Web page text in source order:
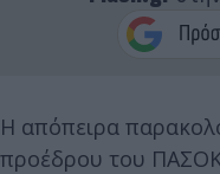
Η απόπειρα
προέδρου του ΠΑΣΟΚ